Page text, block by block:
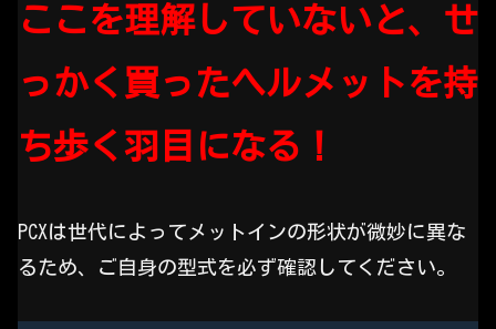
ここを理解していないと、せ
っかく買ったヘルメットを持
ち歩く羽目になる！
PCXは世代によってメットインの形状が微妙に異な
るため、ご自身の型式を必ず確認してください。